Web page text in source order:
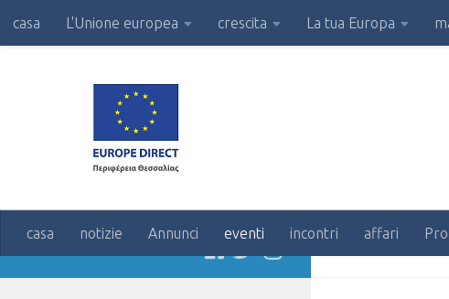
casa L'Unione europea crescita La tua Europa
casa notizie Annunci eventi incontri affari